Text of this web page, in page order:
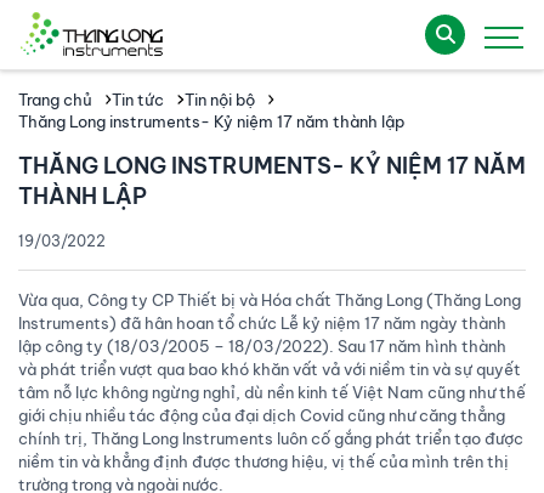
Trang chủ Tin tức
Tin nội bộ
Thăng Long instruments- Kỷ niệm 17 năm thành lập
THĂNG LONG INSTRUMENTS- KỶ NIỆM 17 NĂM
THÀNH LẬP
19/03/2022
Vừa qua, Công ty CP Thiết bị và Hóa chất Thăng Long (Thăng Long
Instruments) đã hân hoan tổ chức Lễ kỷ niệm 17 năm ngày thành
lập công ty (18/03/2005 – 18/03/2022). Sau 17 năm hình thành
và phát triển vượt qua bao khó khăn vất vả với niềm tin và sự quyết
tâm nỗ lực không ngừng nghỉ, dù nền kinh tế Việt Nam cũng như thế
giới chịu nhiều tác động của đại dịch Covid cũng như căng thẳng
chính trị, Thăng Long Instruments luôn cố gắng phát triển tạo được
niềm tin và khẳng định được thương hiệu, vị thế của mình trên thị
trường trong và ngoài nước.